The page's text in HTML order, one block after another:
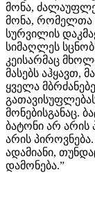
მონა,
მონა, რომელთა
სურვილის
სიმაღლეს
კეისარმაც
მასებს აჰყავთ,
ყველა
მონებისგანაც.
ბატონი არ არის
არის
ადამიანი,
დამონება.”